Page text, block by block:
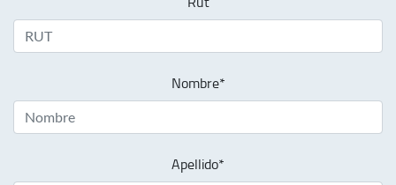
Nombre*
Apellido*